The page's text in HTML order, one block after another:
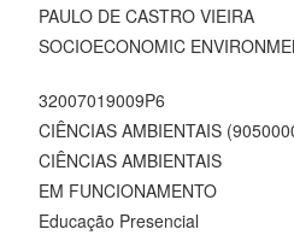
PAULO DE CASTRO VIEIRA
SOCIOECONOMIC
32007019009P6
CIÊNCIAS AMBIENTAIS
CIÊNCIAS AMBIENTAIS
EM FUNCIONAMENTO
Educação Presencial